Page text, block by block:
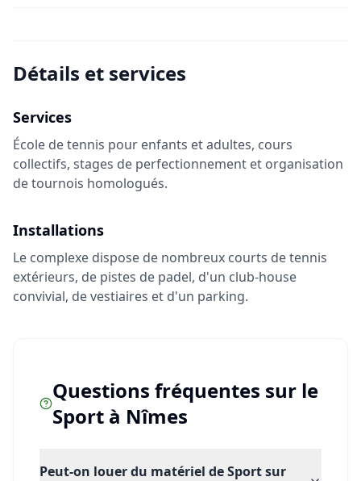
Détails et services
Services
École de tennis pour enfants et adultes, cours
collectifs, stages de perfectionnement et organisation
de tournois homologués.
Installations
Le complexe dispose de nombreux courts de tennis
extérieurs, de pistes de padel, d'un club-house
convivial, de vestiaires et d'un parking.
Questions fréquentes sur le
Sportà Nîmes
Peut-on louer du matériel de Sport sur